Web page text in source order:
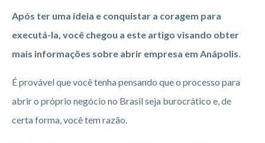
Após ter uma ideia e conquistar a coragem para
executá-la, você chegou a este artigo visando obter
mais informações sobre abrir empresa em Anápolis.
É provável que você tenha pensando que o processo para
abrir o próprio negócio no Brasil seja burocrático e, de
certa forma, você tem razão.